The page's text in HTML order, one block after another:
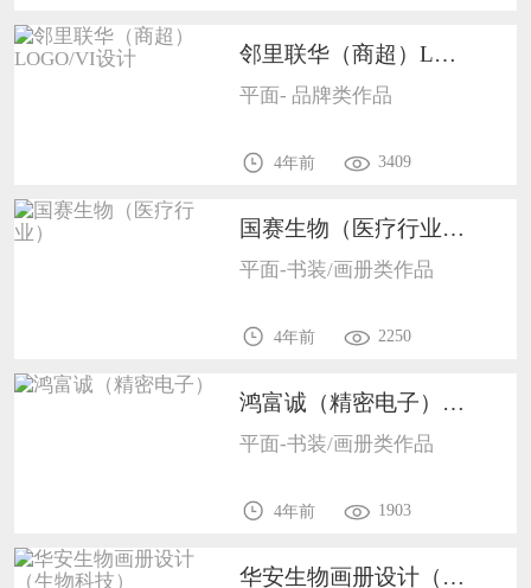
邻里联华（商超）LOGO/VI设计1001
平面- 品牌类作品
4年前 3409
国赛生物（医疗行业）1009
平面-书装/画册类作品
4年前 2250
鸿富诚（精密电子）1009
平面-书装/画册类作品
4年前 1903
华安生物画册设计（生物科技）1009